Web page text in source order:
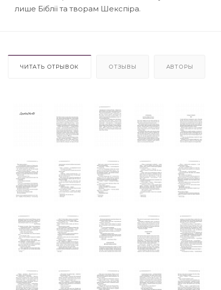
лише Біблії та творам Шекспіра.
ЧИТАТЬ ОТРЫВОК ОТЗЫВЫ АВТОРЫ